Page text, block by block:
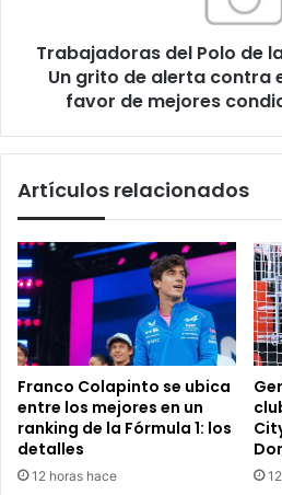
grito
el
y
de
mejores
condiciones
laborales
Trabajadoras del Polo de
Un grito de alerta contra
favor de mejores
Artículos relacionados
Franco Colapinto se ubica
entre los mejores en un
ranking de la Fórmula 1: los
detalles
12 horas hace